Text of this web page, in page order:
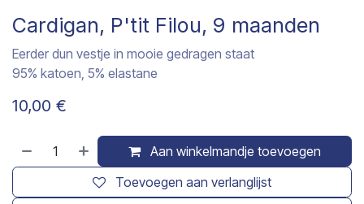
Cardigan, P'tit Filou, 9 maanden
Eerder dun vestje in mooie gedragen staat
95% katoen, 5% elastane
10,00 €
Aan winkelmandje toevoegen
Toevoegen aan verlanglijst